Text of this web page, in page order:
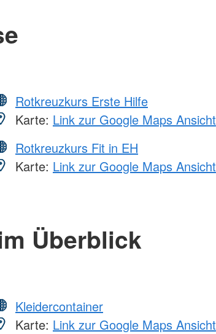
Rotkreuzkurs Erste Hilfe
Karte: Link zur Google Maps Ansicht
Rotkreuzkurs Fit in EH
Karte: Link zur Google Maps Ansicht
Überblick
Kleidercontainer
Karte: Link zur Google Maps Ansicht